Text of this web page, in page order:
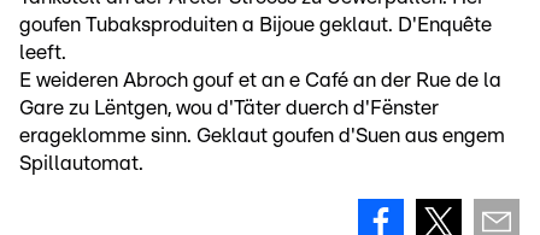
goufen Tubaksproduiten a Bijoue geklaut. D'Enquête
leeft.
E weideren Abroch gouf et an e Café an der Rue de la
Gare zu Lëntgen, wou d'Täter duerch d'Fënster
erageklomme sinn. Geklaut goufen d'Suen aus engem
Spillautomat.